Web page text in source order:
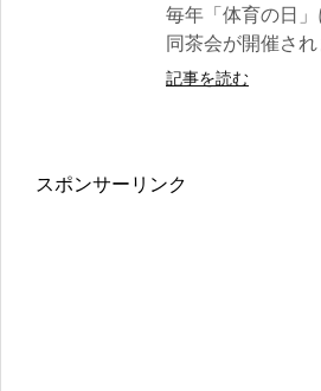
毎年「体育の日
同茶会が開催さ
記事を読む
スポンサーリンク